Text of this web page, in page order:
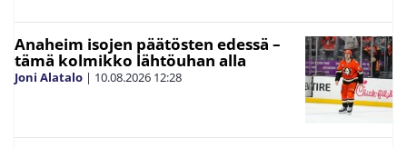
Anaheim isojen päätösten edessä –
tämä kolmikko lähtöuhan alla
Joni Alatalo | 10.08.2026 12:28